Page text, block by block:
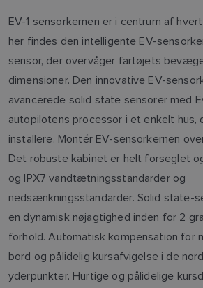
EV-1 sensorkernen er i centrum af
her findes den intelligente EV-
sensor, der overvåger fartøjets
dimensioner. Den innovative EV-
avancerede solid state sensorer med
autopilotens processor i et enkelt hus,
installere. Montér EV-sensorkernen
Det robuste kabinet er helt forseglet
og IPX7 vandtætningsstandarder og
nedsænkningsstandarder. Solid state-
en dynamisk nøjagtighed inden for 2
forhold. Automatisk kompensation for
bord og pålidelig kursafvigelse i de
yderpunkter. Hurtige og pålidelige